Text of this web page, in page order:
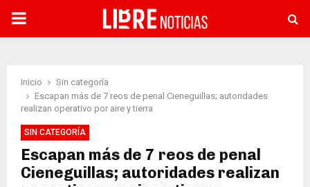
PRIMARY
Inicio
Sin categoría
Escapan más de 7 reos de penal Cieneguillas; autoridades
realizan operativo por aire y tierra
SIN CATEGORÍA
Escapan más de 7 reos de penal
Cieneguillas; autoridades realizan